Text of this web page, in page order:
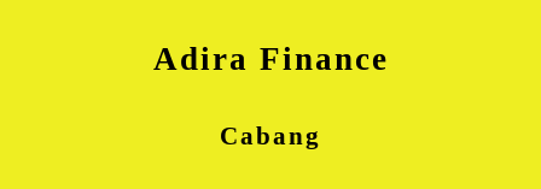
Adira Finance
Cabang